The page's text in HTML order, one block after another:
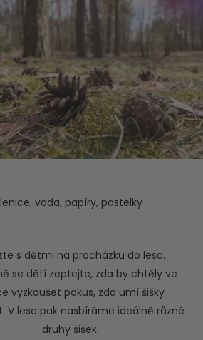
voda, papíry, pastelky
s dětmi na procházku do lesa.
se dětí zeptejte, zda by chtěly ve
vyzkoušet pokus, zda umí šišky
V lese pak nasbíráme ideálně různé
druhy šišek.